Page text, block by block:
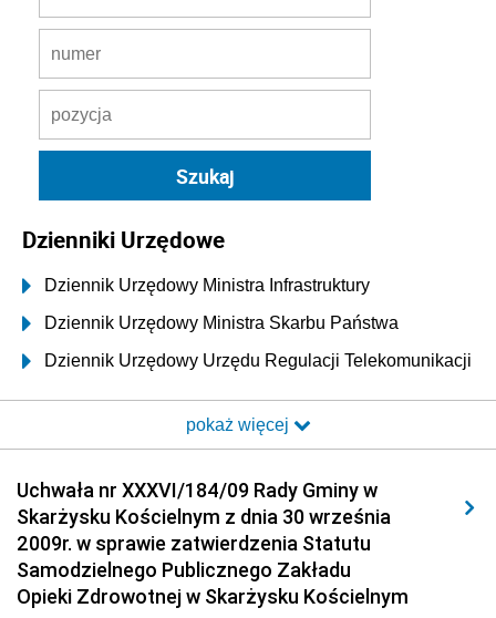
Dzienniki Urzędowe
Dziennik Urzędowy Ministra Infrastruktury
Dziennik Urzędowy Ministra Skarbu Państwa
Dziennik Urzędowy Urzędu Regulacji Telekomunikacji
Dziennik Urzędowy Ministra Transportu i Budownictwa
Elektronicznej
Dziennik Urzędowy Ministra Spraw Wewnętrznych i
Administracji
Dziennik Urzędowy Ministra Transportu
pokaż więcej
Uchwała nr XXXVI/184/09 Rady Gminy w
Skarżysku Kościelnym z dnia 30 września
2009r. w sprawie zatwierdzenia Statutu
Samodzielnego Publicznego Zakładu
Opieki Zdrowotnej w Skarżysku Kościelnym